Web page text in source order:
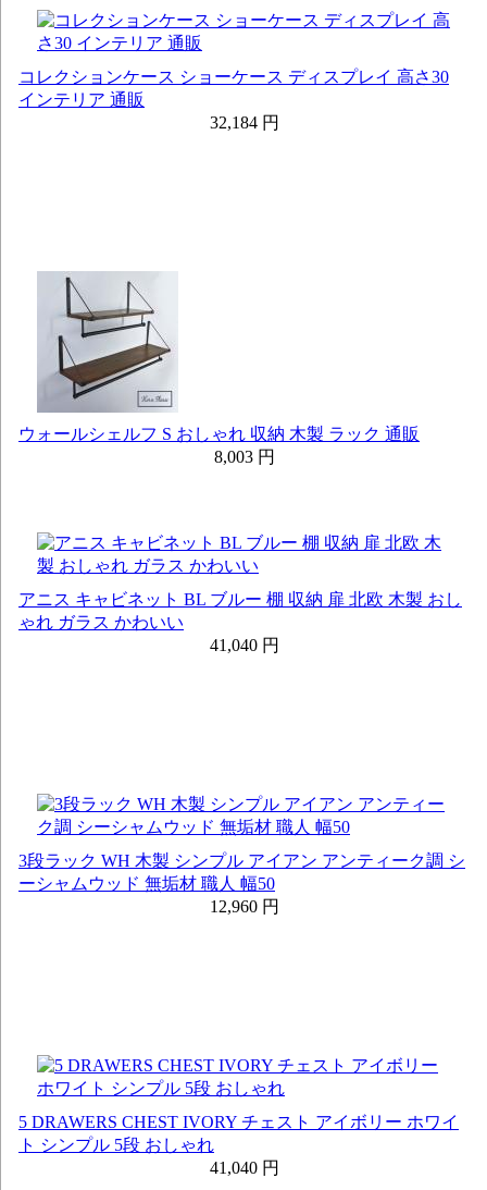
コレクションケース ショーケース ディスプレイ 高さ30
インテリア 通販
32,184 円
ウォールシェルフ S おしゃれ 収納 木製 ラック 通販
8,003 円
アニス キャビネット BL ブルー 棚 収納 扉 北欧 木製 おし
ゃれ ガラス かわいい
41,040 円
3段ラック WH 木製 シンプル アイアン アンティーク調 シ
ーシャムウッド 無垢材 職人 幅50
12,960 円
5 DRAWERS CHEST IVORY チェスト アイボリー ホワイ
ト シンプル 5段 おしゃれ
41,040 円